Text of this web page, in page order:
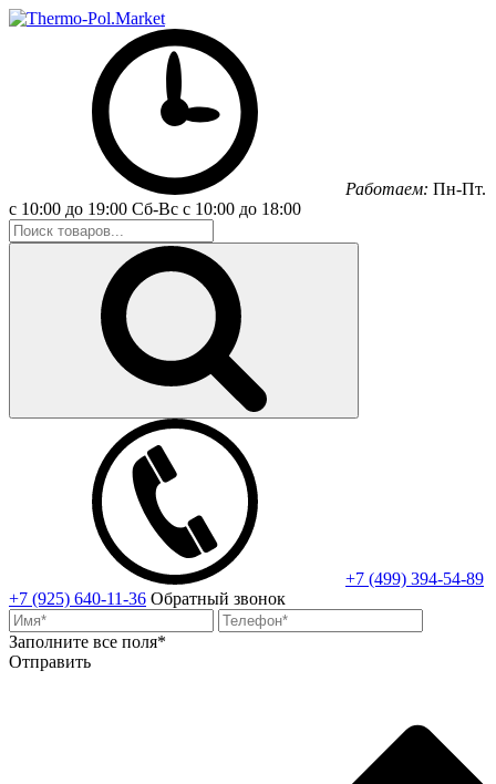
Работаем: Пн-Пт.
с 10:00 до 19:00 Сб-Вс с 10:00 до 18:00
+7 (499) 394-54-89
+7 (925) 640-11-36 Обратный звонок
Заполните все поля*
Отправить